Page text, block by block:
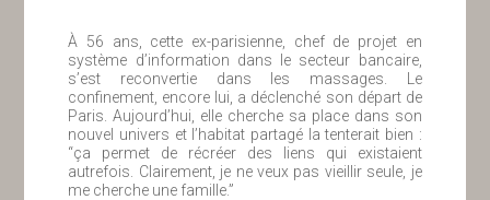
À 56 ans, cette ex-parisienne, chef de projet en
système d’information dans le secteur bancaire,
s’est reconvertie dans les massages. Le
confinement, encore lui, a déclenché son départ de
Paris. Aujourd’hui, elle cherche sa place dans son
nouvel univers et l’habitat partagé la tenterait bien :
“ça permet de récréer des liens qui existaient
autrefois. Clairement, je ne veux pas vieillir seule, je
me cherche une famille.”